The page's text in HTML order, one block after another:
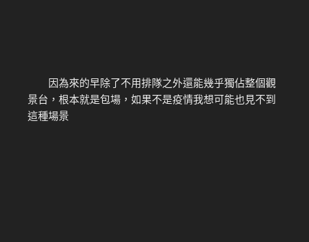
因為來的早除了不用排隊之外還能幾乎獨佔整個觀
景台，根本就是包場，如果不是疫情我想可能也見不到
這種場景